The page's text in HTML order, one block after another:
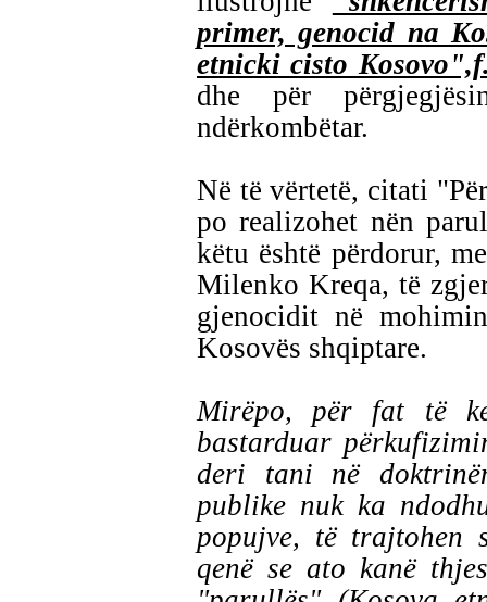
primer, genocid na
etnicki cisto
dhe për
ndërkombëtar.
Në të vërtetë, citati
po realizohet nën
këtu është përdorur,
Milenko Kreqa, të
gjenocidit në
Kosovës shqiptare.
Mirëpo, për fat të
bastarduar
deri tani në
publike nuk ka
popujve, të trajtohen
qenë se ato kanë